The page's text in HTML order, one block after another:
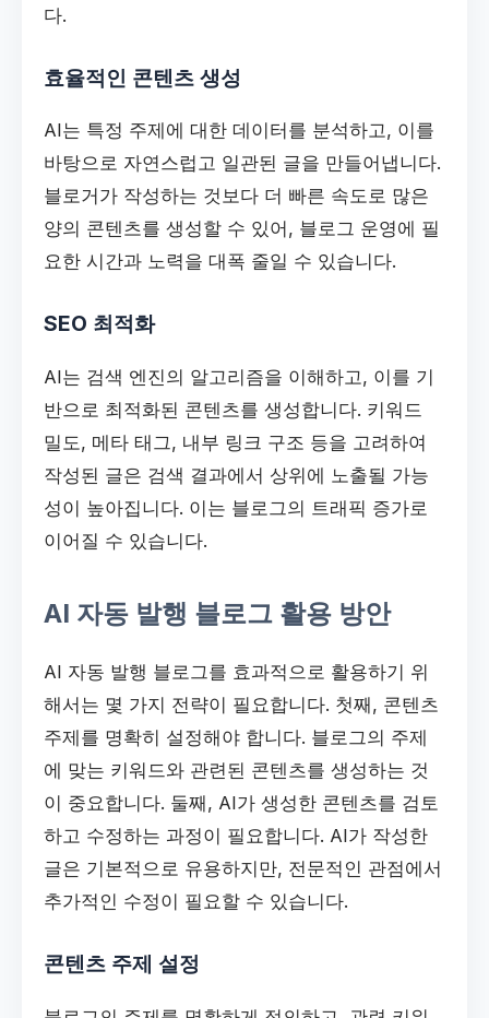
다.
효율적인 콘텐츠 생성
AI는 특정 주제에 대한 데이터를 분석하고, 이를
바탕으로 자연스럽고 일관된 글을 만들어냅니다.
블로거가 작성하는 것보다 더 빠른 속도로 많은
양의 콘텐츠를 생성할 수 있어, 블로그 운영에 필
요한 시간과 노력을 대폭 줄일 수 있습니다.
SEO 최적화
AI는 검색 엔진의 알고리즘을 이해하고, 이를 기
반으로 최적화된 콘텐츠를 생성합니다. 키워드
밀도, 메타 태그, 내부 링크 구조 등을 고려하여
작성된 글은 검색 결과에서 상위에 노출될 가능
성이 높아집니다. 이는 블로그의 트래픽 증가로
이어질 수 있습니다.
AI 자동 발행 블로그 활용 방안
AI 자동 발행 블로그를 효과적으로 활용하기 위
해서는 몇 가지 전략이 필요합니다. 첫째, 콘텐츠
주제를 명확히 설정해야 합니다. 블로그의 주제
에 맞는 키워드와 관련된 콘텐츠를 생성하는 것
이 중요합니다. 둘째, AI가 생성한 콘텐츠를 검토
하고 수정하는 과정이 필요합니다. AI가 작성한
글은 기본적으로 유용하지만, 전문적인 관점에서
추가적인 수정이 필요할 수 있습니다.
콘텐츠 주제 설정